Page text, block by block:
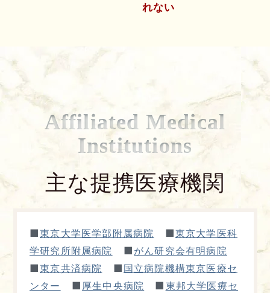
れない
Affiliated Medical
Institutions
主な提携医療機関
■東京大学医学部附属病院 ■東京大学医科
学研究所附属病院
■ がん研究会有明病院
■東京共済病院 ■ 国立病院機構東京医療セ
ンター
■ 厚生中央病院 ■ 東邦大学医療セ
新着情報
当院からのお知らせ
五本木クリニックについて
はじめての方へ
保険での診療
一般診療 美容診療